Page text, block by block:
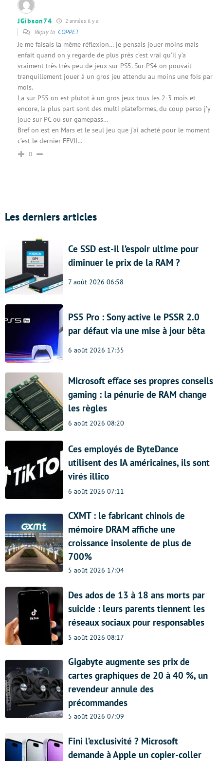
JGibson74 2 années il y a
Reply to COPPET
Je me faisais la même réflexion… je pensais jouer moins mais
enfait quand on y regarde de plus près c’est vrai qu’il y’a
vraiment très très peu de jeux sur PS5. Sur PS4 on pouvait
tranquillement jouer à un gros jeu attendu au moins une fois par
mois.
La sur PS5 on est plutot à un gros jeux tous les 2-3 mois et
encore, la plus part sont des multi plateformes, du coup perso j’y
joue sur PC ou sur gamepass…
Bref on est en Mars et le seul jeu que j’ai acheté pour le moment
c’est le dernier FFVII…
0
Les derniers articles
Ce SSD est-il l’espoir ultime pour
diminuer le prix de la RAM ?
7 août 2026 06:58
PS5 Pro : Sony active le PSSR 2.0
par défaut via une mise à jour bêta
6 août 2026 17:35
Microsoft efface ses propres conseils
gaming : la pénurie de RAM change
les règles
6 août 2026 08:20
Ces employés de ByteDance
utilisent des IA américaines, ils sont
virés illico
6 août 2026 07:11
CXMT : le fabricant chinois de
mémoire DRAM affiche une
croissance insolente de plus de
700%
5 août 2026 17:04
Des ados de 13 à 18 ans morts par
suicide : leurs parents tiennent les
réseaux sociaux pour responsables
5 août 2026 08:17
Gigabyte augmente ses prix de
cartes graphiques de 20 à 40 %, un
revendeur annule des
précommandes
5 août 2026 07:09
Fini l’exclusivité ? Microsoft
demande à Apple un copier-coller